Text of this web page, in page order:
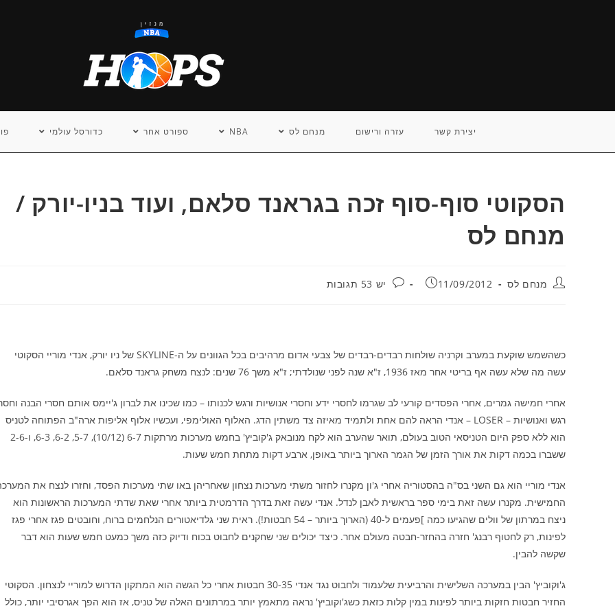
יצירת קשר עזרה ורישום מנחם לס NBA ספורט אחר כדורסל עולמי
הסקוטי סוף-סוף זכה בגראנד סלאם, ועוד בניו-יורק /
מנחם לס
מחבר:
מנחם לס פורסם:
11/09/2012 תגובות:
יש 53 תגובות
כשהשמש שוקעת במערב וקרניה שולחות רבדים-רבדים של צבעי אדום מרהיבים בכל הגוונים על ה-SKYLINE של ניו יורק, אנדי מוריי הסקוטי
עשה מה שלא עשה אף בריטי אחר מאז 1936, ז"א שנה לפני שנולדתי; ז"א משך 76 שנים: לנצח משחק גראנד סלאם.
אחרי חמישה גמרים, אחרי הפסדים קורעי לב שגרמו לחסרי ידע וחסרי אנושיות ורגש לכנותו – כמו שכינו את לברון ג'יימס אותם חסרי הבנה
רגש ואנושיות – LOSER – אנדי הראה להם אחת ולתמיד מאיזה צד משתין הדג. האלוף האולימפי, ועכשיו אלוף אליפות ארה"ב הפתוחה לטניס
הוא ללא ספק היום הטניסאי הטוב בעולם, תואר שהערב הוא לקח מנובאק ג'קוביץ' בחמש מערכות מרתקות 6-7 (10/12), 5-7, 6-2, 6-3, ו-2-6
ששברו בכמה דקות את אורך הזמן של הגמר הארוך ביותר באופן, ארבע דקות מתחת חמש שעות.
אנדי מוריי הוא גם השני בס"ה בהסטוריה אחרי ג'ון מקנרו לחזור משתי מערכות נצחון שאחריהן באו שתי מערכות הפסד, וחזרו לנצח את
החמישית. מקנרו עשה זאת בימי ספר בראשית לאבן לנדל. אנדי עשה זאת בדרך הדרמטית ביותר אחרי שאת שדתי המערכות הראשונות הוא
ניצח במרתון של וולים שהגיעו כמה ]פעמים ל-40 (הארוך ביותר – 54 חבטות!). ראית שני גלדיאטורים הנלחמים ברוח, וחובטים פגז אחרי פגז
לפינות, רק לחטוף רבנג' חזרה בהחזר-חבטה מעולם אחר. כיצד יכולים שני שחקנים לחבוט בכוח ודיוק כזה משך כמעט חמש שעות הוא דבר
שקשה להבין.
ג'וקוביץ' הבין במערכה השלישית והרביעית שלעמוד ולחבוט נגד אנדי 30-35 חבטות אחרי כל הגשה הוא המתקון הדרוש למוריי לנצחון. הסקוטי
החזיר חבטות חזקות ביותר לפינות במין קלות כזאת כשג'וקוביץ' נראה מתאמץ יותר במרתונים האלה של טניס, אז הוא הפך אגרסיבי יותר, כולל